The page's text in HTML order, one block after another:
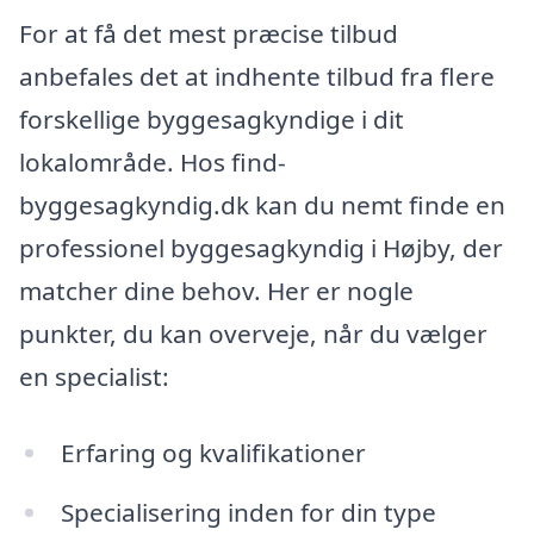
For at få det mest præcise tilbud
anbefales det at indhente tilbud fra flere
forskellige byggesagkyndige i dit
lokalområde. Hos find-
byggesagkyndig.dk kan du nemt finde en
professionel byggesagkyndig i Højby, der
matcher dine behov. Her er nogle
punkter, du kan overveje, når du vælger
en specialist:
Erfaring og kvalifikationer
Specialisering inden for din type